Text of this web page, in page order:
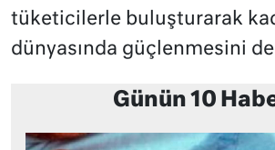
tüketicilerle buluşturarak
dünyasında güçlenmesini
Günün 10